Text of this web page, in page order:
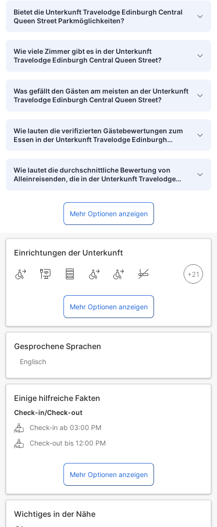
Bietet die Unterkunft Travelodge Edinburgh Central
Queen Street Parkmöglichkeiten?
Wie viele Zimmer gibt es in der Unterkunft
Travelodge Edinburgh Central Queen Street?
Was gefällt den Gästen am meisten an der Unterkunft
Travelodge Edinburgh Central Queen Street?
Wie lauten die verifizierten Gästebewertungen zum
Essen in der Unterkunft Travelodge Edinburgh
Wie lautet die durchschnittliche Bewertung von
Alleinreisenden, die in der Unterkunft Travelodge
Mehr Optionen anzeigen
Einrichtungen der Unterkunft
Mehr Optionen anzeigen
Gesprochene Sprachen
Englisch
Einige hilfreiche Fakten
Check-in/Check-out
Check-in ab 03:00 PM
Check-out bis 12:00 PM
Mehr Optionen anzeigen
Wichtiges in der Nähe